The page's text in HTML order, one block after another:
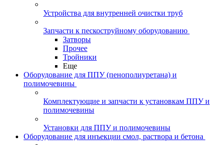
Устройства для внутренней очистки труб
Запчасти к пескоструйному оборудованию
Затворы
Прочее
Тройники
Еще
Оборудование для ППУ (пенополиуретана) и
полимочевины
Комплектующие и запчасти к установкам ППУ и
полимочевины
Установки для ППУ и полимочевины
Оборудование для инъекции смол, раствора и бетона